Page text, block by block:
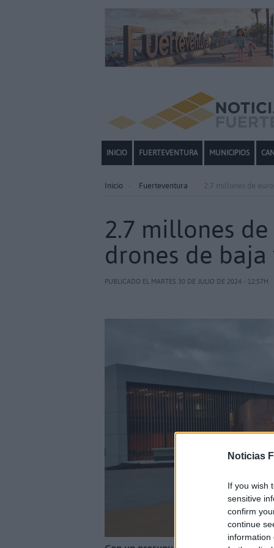
Noticias
If you wish
sensitive
confirm
continue
information
INICIO FUERTEVENTURA MUNICIPIOS
Inicio Fuerteventura 2.7 millones de
2.7 millones
drones de
PUBLICADO EL MARTES 30 DE JULIO DE 2024 - 12:57H